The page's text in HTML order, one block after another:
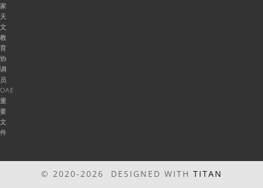
家
天
文
教
育
协
调
员
OAE
重
要
文
件
© 2020-2026 DESIGNED WITH TITAN